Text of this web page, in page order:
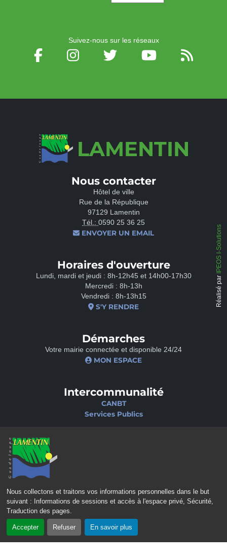
Nous collectons et traitons vos informations personnelles dans le but
suivant :
Informations de sessions et accès à l'espace privé, Sécurité,
Traduction des pages
Accepter Refuser En savoir plus
LAMENTIN
Nous contacter
Hôtel de ville
Rue de la République
97129 Lamentin
Tél.: 0590 25 36 25
ENVOYER UN EMAIL
Horaires d'ouverture
Lundi, mardi et jeudi : 8h-12h45 et 14h00-17h30
Mercredi : 8h-13h
Vendredi : 8h-13h15
S'Y RENDRE
Démarches
Votre mairie connectée et disponible 24/24
MON ESPACE
Intercommunalité
CANBT
Services Publics
Ciné-Théâtre
Suivez-nous sur les réseaux
CONTACT
MENTIONS LÉGALES
Réalisé par
IPEOS I-Solutions